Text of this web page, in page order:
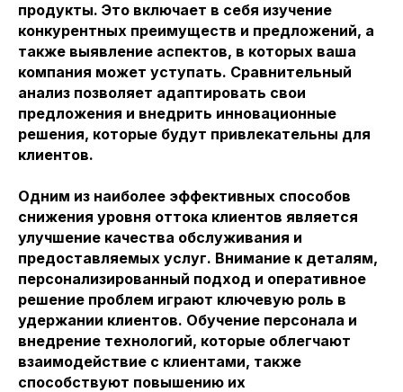
продукты. Это включает в себя изучение
конкурентных преимуществ и предложений, а
также выявление аспектов, в которых ваша
компания может уступать. Сравнительный
анализ позволяет адаптировать свои
предложения и внедрить инновационные
решения, которые будут привлекательны для
клиентов.
Одним из наиболее эффективных способов
снижения уровня оттока клиентов является
улучшение качества обслуживания и
предоставляемых услуг. Внимание к деталям,
персонализированный подход и оперативное
решение проблем играют ключевую роль в
удержании клиентов. Обучение персонала и
внедрение технологий, которые облегчают
взаимодействие с клиентами, также
способствуют повышению их